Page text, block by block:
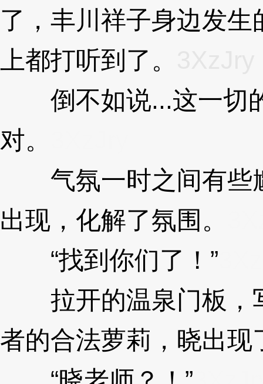
了，丰川祥子身边发
上都打听到了。
倒不如说...这一切
对。
气氛一时之间有些
出现，化解了氛围。
“找到你们了！”
拉开的温泉门板，
者的合法萝莉，晓出现